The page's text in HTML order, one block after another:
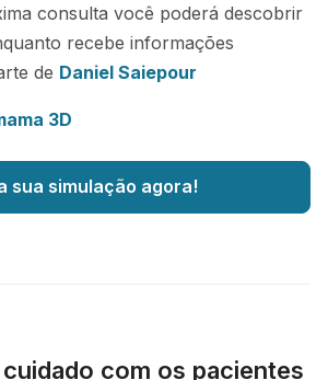
consulta você poderá descobrir
recebe informações
de Daniel Saiepour
3D
sua simulação agora!
com os pacientes